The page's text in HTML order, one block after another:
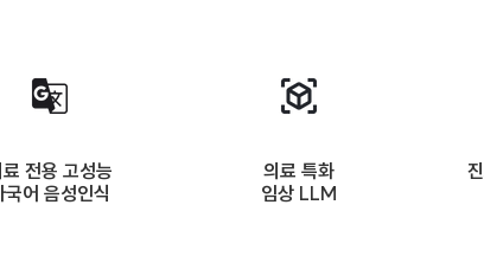
전용 고성능
국어 음성인식
의료 특화
임상 LLM